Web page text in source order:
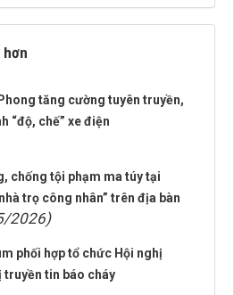
hơn
tăng cường tuyên truyền,
“độ, chế” xe điện
chống tội phạm ma túy tại
trọ công nhân” trên địa bàn
2026)
phối hợp tổ chức Hội nghị
truyền tin báo cháy